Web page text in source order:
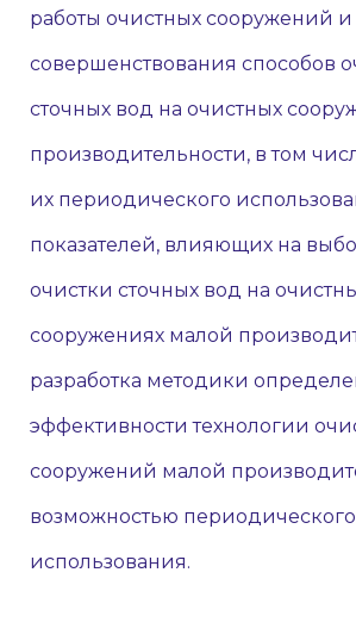
работы очистных сооружений и
совершенствования способов
сточных вод на очистных
производительности, в том
их периодического
показателей, влияющих на
очистки сточных вод на
сооружениях малой
разработка методики
эффективности технологии
сооружений малой
возможностью периодического
использования.